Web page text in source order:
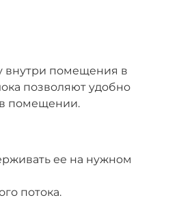
внутри помещения в
позволяют удобно
в помещении.
ее на нужном
потока.